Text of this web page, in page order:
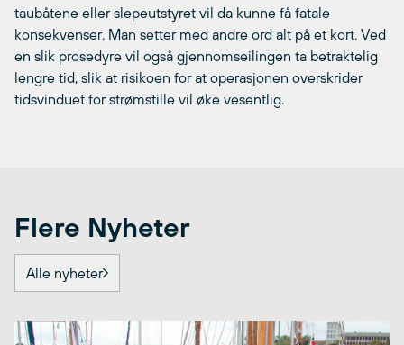
taubåtene eller slepeutstyret vil da kunne få fatale
konsekvenser. Man setter med andre ord alt på et kort. Ved
en slik prosedyre vil også gjennomseilingen ta betraktelig
lengre tid, slik at risikoen for at operasjonen overskrider
tidsvinduet for strømstille vil øke vesentlig.
Flere Nyheter
Alle nyheter